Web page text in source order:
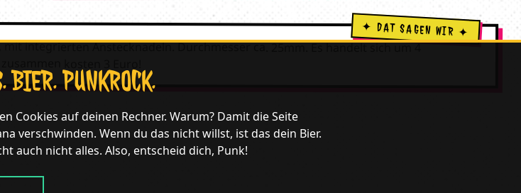
integrierten Anstecknadeln. Durchmesser ca. 25mm. Es handelt sich um 4
BIER. PUNKROCK.
Cookies auf deinen Rechner. Warum? Damit die Seite
verschwinden. Wenn du das nicht willst, ist das dein Bier.
auch nicht alles. Also, entscheid dich, Punk!